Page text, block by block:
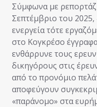
Σύμφωνα με
Σεπτέμβριο του
ενεργεία τότε
στο Κογκρέσο
ενθάρρυνε τους
δικηγόρους στις
από το προνόμιο
αποφεύγουν
«παράνομο» στα